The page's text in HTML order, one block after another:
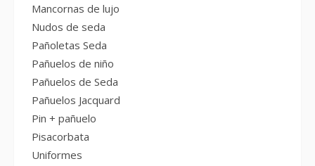
Mancornas de lujo
Nudos de seda
Pañoletas Seda
Pañuelos de niño
Pañuelos de Seda
Pañuelos Jacquard
Pin + pañuelo
Pisacorbata
Uniformes